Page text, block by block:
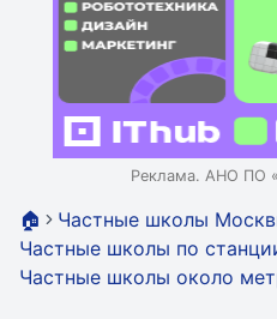
Реклама. АНО ПО
🏠
Частные школы
Частные школы по
Частные школы около